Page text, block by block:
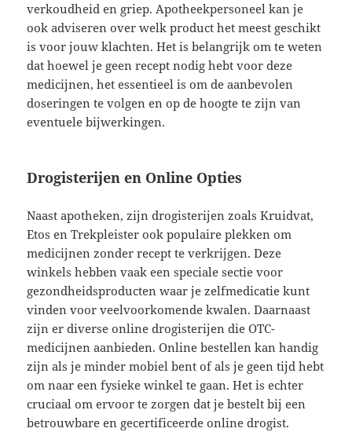
verkoudheid en griep. Apotheekpersoneel kan je
ook adviseren over welk product het meest geschikt
is voor jouw klachten. Het is belangrijk om te weten
dat hoewel je geen recept nodig hebt voor deze
medicijnen, het essentieel is om de aanbevolen
doseringen te volgen en op de hoogte te zijn van
eventuele bijwerkingen.
Drogisterijen en Online Opties
Naast apotheken, zijn drogisterijen zoals Kruidvat,
Etos en Trekpleister ook populaire plekken om
medicijnen zonder recept te verkrijgen. Deze
winkels hebben vaak een speciale sectie voor
gezondheidsproducten waar je zelfmedicatie kunt
vinden voor veelvoorkomende kwalen. Daarnaast
zijn er diverse online drogisterijen die OTC-
medicijnen aanbieden. Online bestellen kan handig
zijn als je minder mobiel bent of als je geen tijd hebt
om naar een fysieke winkel te gaan. Het is echter
cruciaal om ervoor te zorgen dat je bestelt bij een
betrouwbare en gecertificeerde online drogist.